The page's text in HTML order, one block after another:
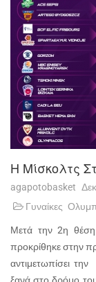
Η Μίσκολτς
agapotobasket
Γυναίκες
Μετά την 2η
προκρίθηκε στην
αντιμετωπίσει